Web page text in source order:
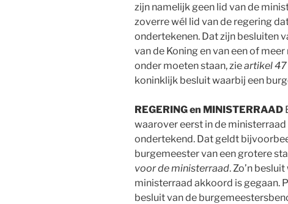
zijn namelijk geen lid van de
zoverre wél lid van de regering
ondertekenen. Dat zijn besluiten
van de Koning en van een of
onder moeten staan, zieartikel
koninklijk besluit waarbij een
REGERING en MINISTERRAAD
waarover eerst in de
ondertekend. Dat geldt
burgemeester van een grotere
voor de ministerraad. Zo’n
ministerraad akkoord is gegaan.
besluit van de